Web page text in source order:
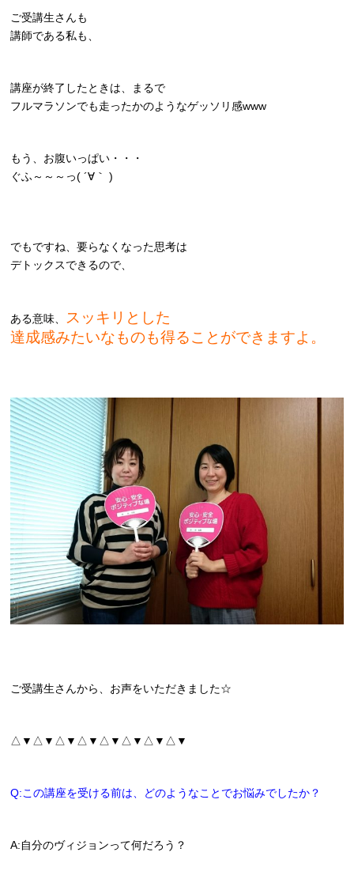
ご受講生さんも
講師である私も、
講座が終了したときは、まるで
フルマラソンでも走ったかのようなゲッソリ感www
もう、お腹いっぱい・・・
ぐふ～～～っ( ´∀｀ )
でもですね、要らなくなった思考は
デトックスできるので、
ある意味、 スッキリとした
達成感みたいなものも得ることができますよ。
ご受講生さんから、お声をいただきました☆
△▼△▼△▼△▼△▼△▼△▼△▼
Q:この講座を受ける前は、どのようなことでお悩みでしたか？
A:自分のヴィジョンって何だろう？